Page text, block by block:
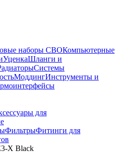
наборы СВОКомпьютерные
УценкаШланги и
Системы
МоддингИнструменты и
для
ФильтрыФитинги для
X Black